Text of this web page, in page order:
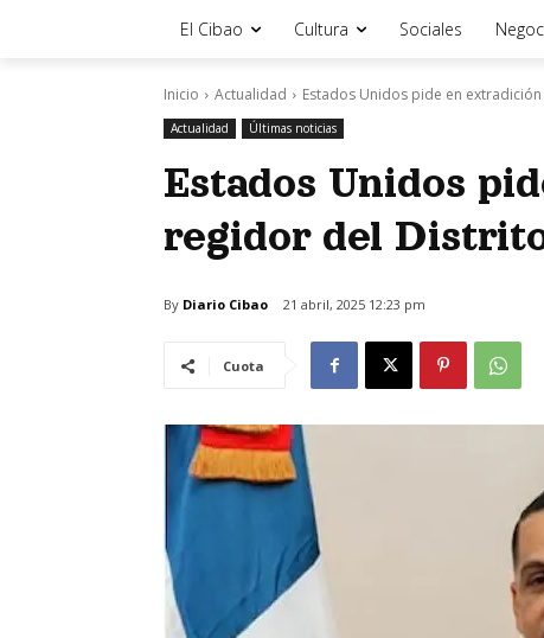
El Cibao Cultura Sociales
Inicio Actualidad Estados Unidos pide en
Actualidad Últimas noticias
Estados Unidos
regidor del
By Diario Cibao 21 abril, 2025 12:23 pm
Cuota